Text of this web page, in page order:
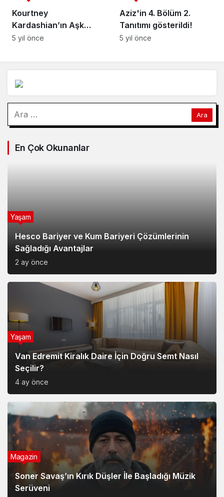
Kourtney
Kardashian’ın Aşk
Pozları Karşısında Eski
5 yıl önce
Aziz'in 4. Bölüm 2.
Tanıtımı gösterildi!
5 yıl önce
En Çok Okunanlar
Hesco Bariyer ve Kum Bariyeri Çözümlerinin
Sağladığı Avantajlar
2 ay önce
Yaşam
Van Edremit Kiralık Daire İçin Doğru Semt Nasıl
Seçilir?
4 ay önce
Yaşam
Soner Savaş’ın Kırık Düşler İle Başladığı Müzik
Serüveni
Magazin